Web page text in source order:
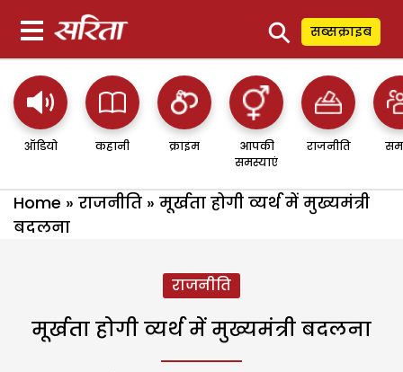
⚲ सब्सक्राइब
ऑडियो कहानी क्राइम
आपकी
समस्याएं
राजनीति
Home » राजनीति » मूर्खता होगी व्यर्थ में मुख्यमंत्री
बदलना
राजनीति
मूर्खता होगी व्यर्थ में मुख्यमंत्री बदलना